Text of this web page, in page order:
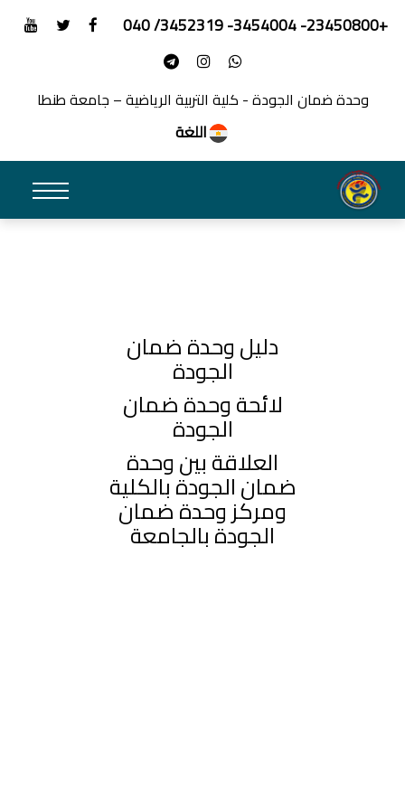
+23450800- 3454004- 3452319/ 040
وحدة ضمان الجودة - كلية التربية الرياضية – جامعة طنطا
اللغة
دليل وحدة ضمان
الجودة
لائحة وحدة ضمان
الجودة
العلاقة بين وحدة
ضمان الجودة بالكلية
ومركز وحدة ضمان
الجودة بالجامعة